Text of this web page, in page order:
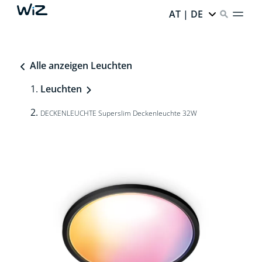
AT | DE
Alle anzeigen Leuchten
Leuchten
DECKENLEUCHTE Superslim Deckenleuchte 32W